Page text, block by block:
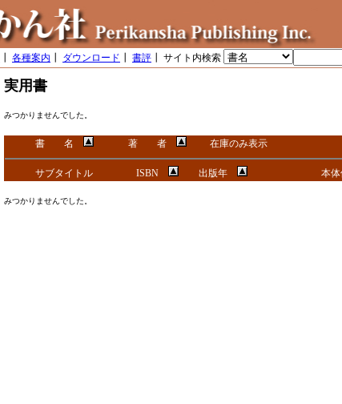
各種案内 ダウンロード 書評 ┃ サイト内検索
実用書
みつかりませんでした。
書 名 著 者 在庫のみ表示
サブタイトル ISBN 出版年 本
みつかりませんでした。